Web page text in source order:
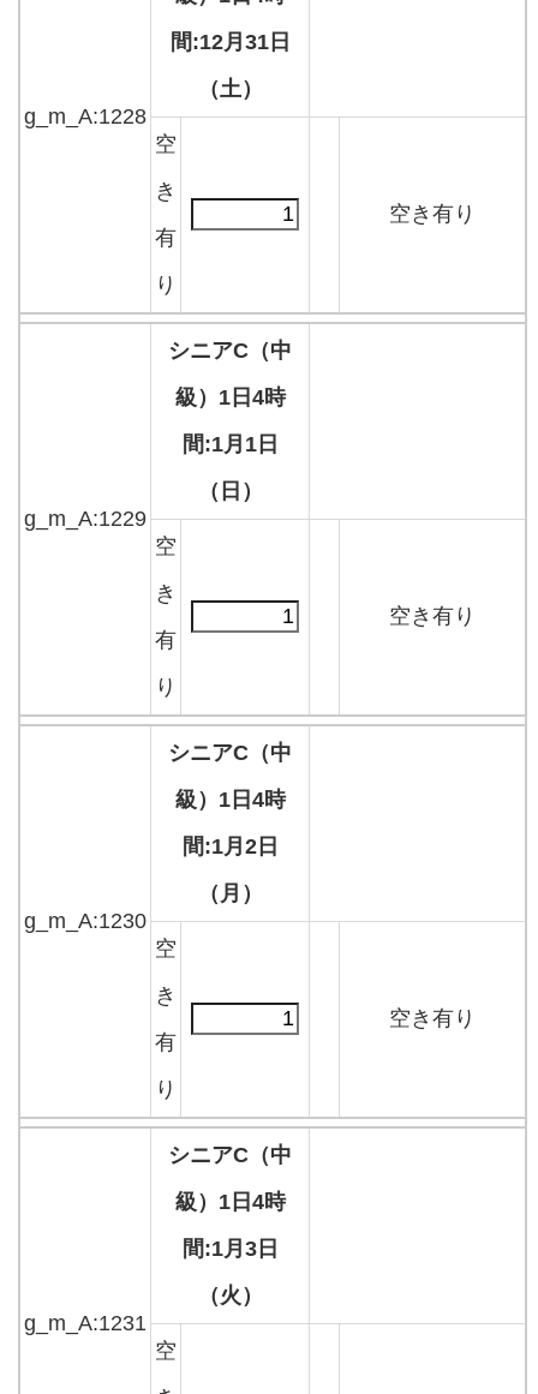
g_m_A:1228
間:12月31日
（土）
空
き
有
り
空き有り
g_m_A:1229
シニアC（中
級）1日4時
間:1月1日
（日）
空
き
有
り
空き有り
g_m_A:1230
シニアC（中
級）1日4時
間:1月2日
（月）
空
き
有
り
空き有り
g_m_A:1231
シニアC（中
級）1日4時
間:1月3日
（火）
空